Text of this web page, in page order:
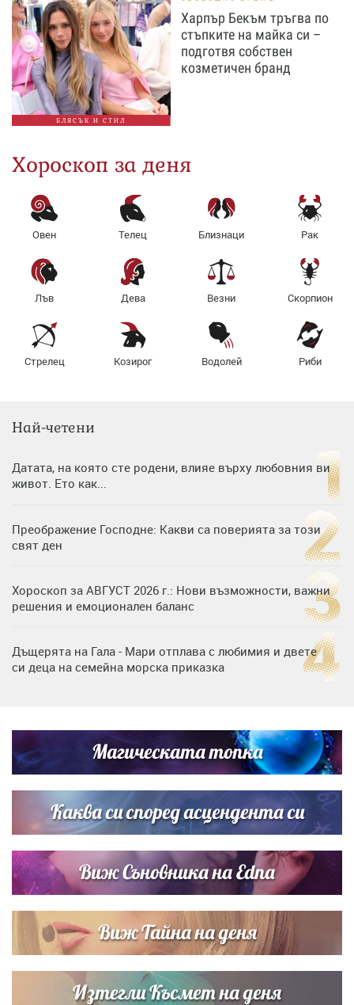
БЛЯСЪК И СТИЛ
Харпър Бекъм тръгва по
стъпките на майка си –
подготвя собствен
козметичен бранд
Хороскоп за деня
Овен Телец Близнаци Рак
Лъв Дева Везни Скорпион
Стрелец Козирог Водолей Риби
Най-четени
Датата, на която сте родени, влияе върху любовния ви
живот. Ето как...
Преображение Господне: Какви са поверията за този
свят ден
Хороскоп за АВГУСТ 2026 г.: Нови възможности, важни
решения и емоционален баланс
Дъщерята на Гала - Мари отплава с любимия и двете
си деца на семейна морска приказка
Братя Аргирови я изненадаха с песен
Магическата топка
Каква си според асцендента си
Виж Съновника на Edna
Виж Тайна на деня
Изтегли Късмет на деня